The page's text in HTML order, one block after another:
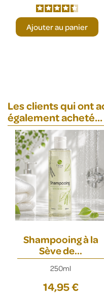
Ajouter au panier
Les clients qui ont
également acheté...
Shampooing à la
Sève de...
250ml
14,95 €